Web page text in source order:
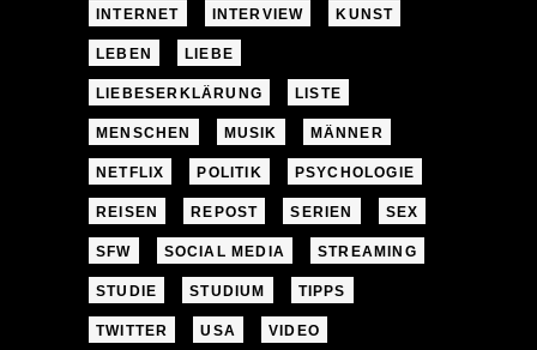
INTERNET INTERVIEW KUNST
LEBEN LIEBE
LIEBESERKLÄRUNG LISTE
MENSCHEN MUSIK MÄNNER
NETFLIX POLITIK PSYCHOLOGIE
REISEN REPOST SERIEN SEX
SFW SOCIAL MEDIA STREAMING
STUDIE STUDIUM TIPPS
TWITTER USA VIDEO